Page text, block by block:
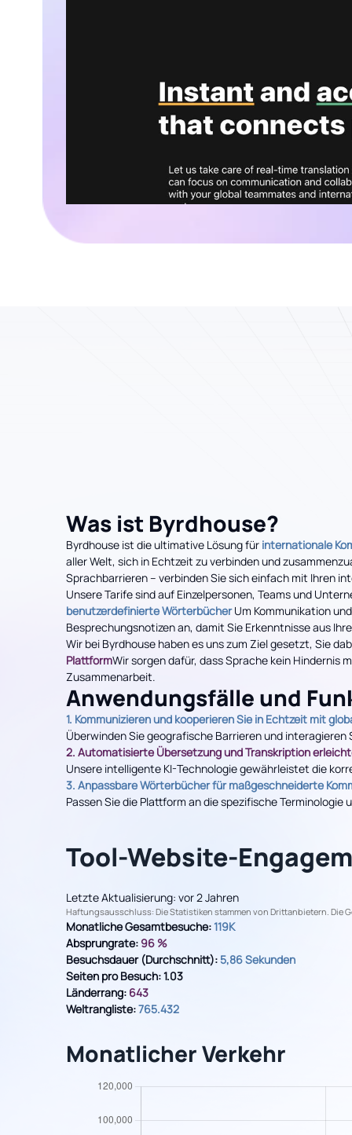
Was ist Byrdhouse?
Byrdhouse ist die ultimative Lösung für internationale
aller Welt, sich in Echtzeit zu verbinden und
Sprachbarrieren – verbinden Sie sich einfach mit Ihren
Unsere Tarife sind auf Einzelpersonen, Teams und
benutzerdefinierte WörterbücherUm Kommunikation
Besprechungsnotizen an, damit Sie Erkenntnisse aus
Wir bei Byrdhouse haben es uns zum Ziel gesetzt, Sie
PlattformWir sorgen dafür, dass Sprache kein Hindernis
Zusammenarbeit.
Anwendungsfälle und
1. Kommunizieren und kooperieren Sie in Echtzeit mit
Überwinden Sie geografische Barrieren und
2. Automatisierte Übersetzung und Transkription
Unsere intelligente KI-Technologie gewährleistet die
3. Anpassbare Wörterbücher für maßgeschneiderte
Passen Sie die Plattform an die spezifische
Tool-Website-
Letzte Aktualisierung: vor 2 Jahren
Haftungsausschluss: Die Statistiken stammen von Drittanbietern. Die
Monatliche Gesamtbesuche:119K
Absprungrate: 96 %
Besuchsdauer (Durchschnitt):5,86 Sekunden
Seiten pro Besuch:1.03
Länderrang: 643
Weltrangliste:765.432
Monatlicher Verkehr